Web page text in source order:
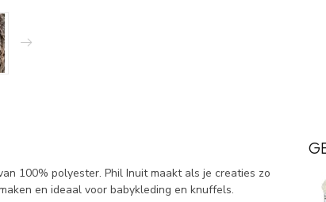
100% polyester. Phil Inuit maakt als je creaties zo
en ideaal voor babykleding en knuffels.